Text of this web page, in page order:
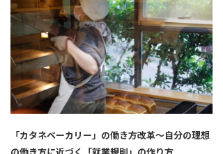
「カタネベーカリー」の働き方改革～自分の理想